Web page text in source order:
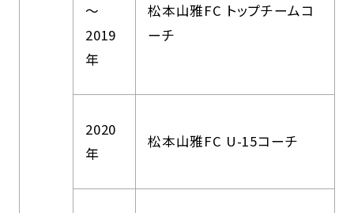
～
2019
年
松本山雅FC トップチームコ
ーチ
2020
年
松本山雅FC U-15コーチ